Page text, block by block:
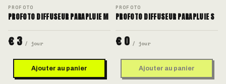
PROFOTO
PROFOTO DIFFUSEUR PARAPLUIE M
€ 3 / jour
Ajouter au panier
PROFOTO
PROFOTO DIFFUSEUR PARAPLUIE S
€ 0 / jour
Ajouter au panier